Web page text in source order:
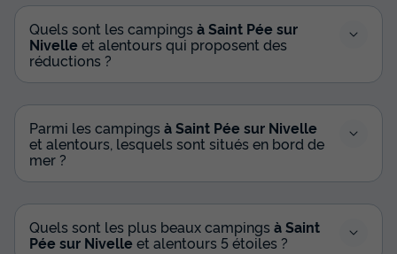
Quels sont les campings à Saint Pée sur
Nivelle et alentours qui proposent des
réductions ?
Parmi les campings à Saint Pée sur Nivelle
et alentours, lesquels sont situés en bord de
mer ?
Quels sont les plus beaux campings à Saint
Pée sur Nivelle et alentours 5 étoiles ?